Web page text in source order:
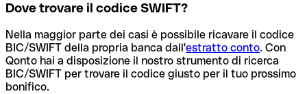
Dove trovare il codice SWIFT?
Nella maggior parte dei casi è possibile ricavare il codice
BIC/SWIFT della propria banca dall'estratto conto. Con
Qonto hai a disposizione il nostro strumento di ricerca
BIC/SWIFT per trovare il codice giusto per il tuo prossimo
bonifico.